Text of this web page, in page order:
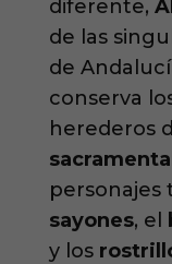
diferente,
de las
de
conserva
herederos
personajes
sayones, el
y los